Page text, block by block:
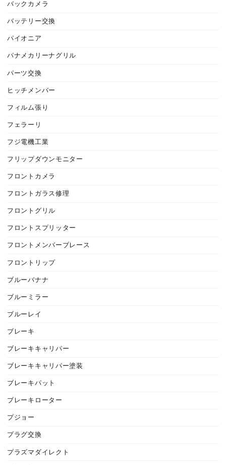
バックカメラ
バッテリー交換
パイオニア
パナメカリーナグリル
パーツ交換
ヒッチメンバー
フィルム張り
フェラーリ
フジ電機工業
フリップダウンモニター
フロントカメラ
フロントガラス修理
フロントグリル
フロントスプリッター
フロントメンバーブレース
フロントリップ
ブルーバナナ
ブルーミラー
ブルーレイ
ブレーキ
ブレーキキャリパー
ブレーキキャリパー塗装
ブレーキパット
ブレーキローター
プジョー
プラグ交換
プラズマダイレクト